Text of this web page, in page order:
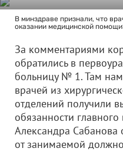
В минздраве признали, что
оказании медицинской
За комментариями
обратились в
больницу № 1. Там нам
врачей из
отделений получили
обязанности
Александра Сабанова
от занимаемой